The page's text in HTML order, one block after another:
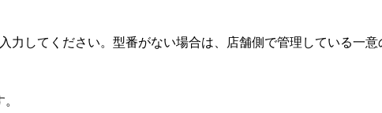
力してください。型番がない場合は、店舗側で管理している一意